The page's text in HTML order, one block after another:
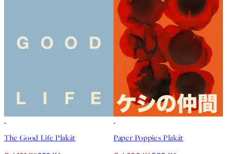
The Good Life Plakát Paper Poppies Plakát